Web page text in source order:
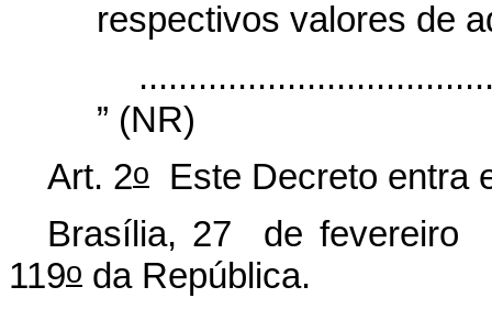
respectivos valores de
” (NR)
Art. 2o
Este Decreto entra
Brasília, 27 de fevereiro
119o da República.